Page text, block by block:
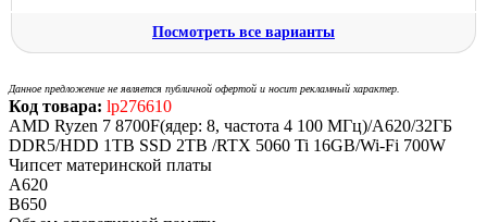
Посмотреть все варианты
Данное предложение не является публичной офертой и носит рекламный характер.
Код товара: lp276610
AMD Ryzen 7 8700F(ядер: 8, частота 4 100 МГц)/A620/32ГБ
DDR5/HDD 1TB SSD 2TB /RTX 5060 Ti 16GB/Wi-Fi 700W
Чипсет материнской платы
A620
B650